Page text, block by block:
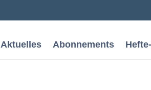
Aktuelles Abonnements